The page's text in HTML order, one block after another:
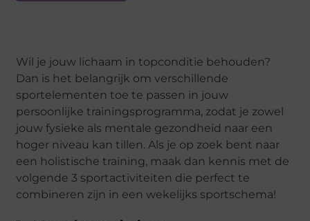
Wil je jouw lichaam in topconditie behouden?
Dan is het belangrijk om verschillende
sportelementen toe te passen in jouw
persoonlijke trainingsprogramma, zodat je zowel
jouw fysieke als mentale gezondheid naar een
hoger niveau kan tillen. Als je op zoek bent naar
een holistische training, maak dan kennis met de
volgende 3 sportactiviteiten die perfect te
combineren zijn in een wekelijks sportschema!